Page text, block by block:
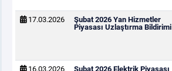
17.03.2026
Şubat 2026 Yan Hizmetler
Piyasası Uzlaştırma Bildirimi
16.03.2026
Şubat 2026 Elektrik Piyasası